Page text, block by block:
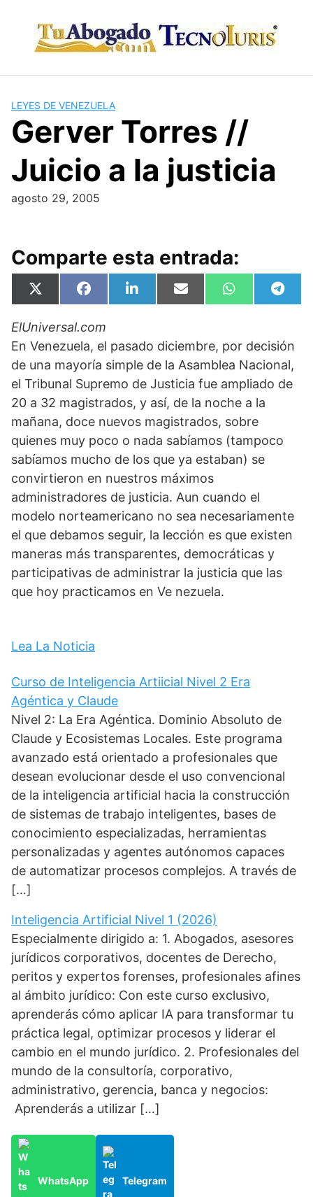
content
LEYES DE VENEZUELA
Gerver Torres //
Juicio a la justicia
agosto 29, 2005
Comparte esta entrada:
Compartir
en
X
(
w
t
t
e
r
)
Compartir
en
F
a
e
o
o
k
Compartir
en
L
i
d
I
n
Compartir
en
E
m
Compartir
en
W
h
A
p
p
en
T
e
g
r
a
m
ElUniversal.com
En Venezuela, el pasado diciembre, por decisión
de una mayoría simple de la Asamblea Nacional,
el Tribunal Supremo de Justicia fue ampliado de
20 a 32 magistrados, y así, de la noche a la
mañana, doce nuevos magistrados, sobre
quienes muy poco o nada sabíamos (tampoco
sabíamos mucho de los que ya estaban) se
convirtieron en nuestros máximos
administradores de justicia. Aun cuando el
modelo norteamericano no sea necesariamente
el que debamos seguir, la lección es que existen
maneras más transparentes, democráticas y
participativas de administrar la justicia que las
que hoy practicamos en Ve nezuela.
Lea La Noticia
Curso de Inteligencia Artiicial Nivel 2 Era
Agéntica y Claude
Nivel 2: La Era Agéntica. Dominio Absoluto de
Claude y Ecosistemas Locales. Este programa
avanzado está orientado a profesionales que
desean evolucionar desde el uso convencional
de la inteligencia artificial hacia la construcción
de sistemas de trabajo inteligentes, bases de
conocimiento especializadas, herramientas
personalizadas y agentes autónomos capaces
de automatizar procesos complejos. A través de
[…]
Inteligencia Artificial Nivel 1 (2026)
Especialmente dirigido a: 1. Abogados, asesores
jurídicos corporativos, docentes de Derecho,
peritos y expertos forenses, profesionales afines
al ámbito jurídico: Con este curso exclusivo,
aprenderás cómo aplicar IA para transformar tu
práctica legal, optimizar procesos y liderar el
cambio en el mundo jurídico. 2. Profesionales del
mundo de la consultoría, corporativo,
administrativo, gerencia, banca y negocios:
Aprenderás a utilizar […]
WhatsApp Telegram